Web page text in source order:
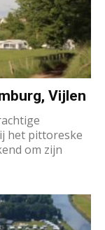
Vijlen
het pittoreske
om zijn